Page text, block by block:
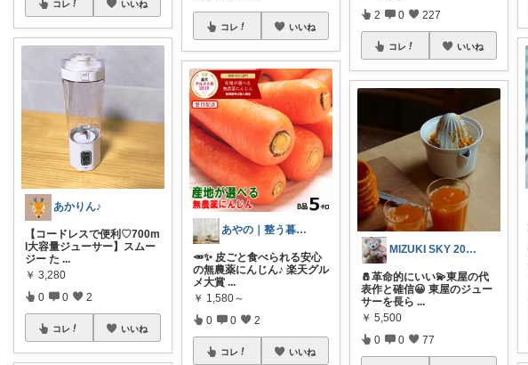
コレ いいね
あかりん♪
【コードレスで便利♡700m
l大容量ジューサー】スムー
ジー た ...
￥ 3,280
0 0 2
コレ いいね
コレ いいね
あやの｜整う暮らしROOM
🥕✨ 皮ごと食べられる安心
の無農薬にんじん♪ 楽天グル
メ大賞 ...
￥ 1,580～
0 0 2
コレ いいね
2 0 227
コレ いいね
MIZUKI SKY 20日購入感謝🙏
🧂革命的にいい💫東屋の代
表作と確信😀 東屋のジュー
サーを長ら ...
￥ 5,500
0 0 77